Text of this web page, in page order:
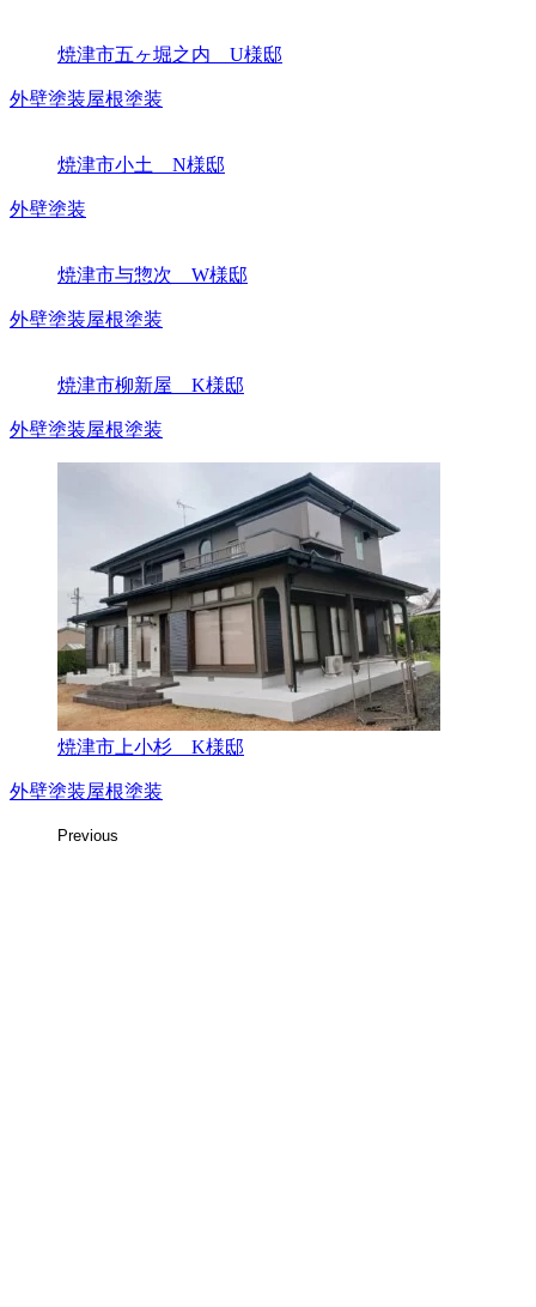
焼津市五ヶ堀之内 U様邸
外壁塗装屋根塗装
焼津市小土 N様邸
外壁塗装
焼津市与惣次 W様邸
外壁塗装屋根塗装
焼津市柳新屋 K様邸
外壁塗装屋根塗装
焼津市上小杉 K様邸
外壁塗装屋根塗装
Previous